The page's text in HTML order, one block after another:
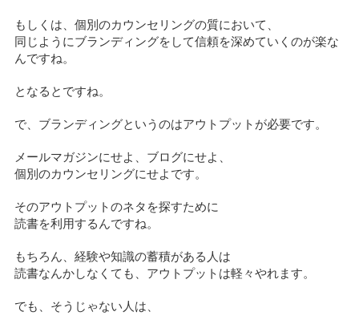
もしくは、個別のカウンセリングの質において、
同じようにブランディングをして信頼を深めていくのが楽な
んですね。
となるとですね。
で、ブランディングというのはアウトプットが必要です。
メールマガジンにせよ、ブログにせよ、
個別のカウンセリングにせよです。
そのアウトプットのネタを探すために
読書を利用するんですね。
もちろん、経験や知識の蓄積がある人は
読書なんかしなくても、アウトプットは軽々やれます。
でも、そうじゃない人は、